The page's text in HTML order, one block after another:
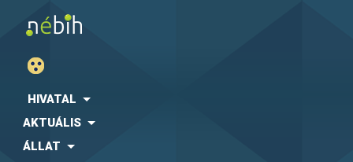
HIVATAL
AKTUÁLIS
ÁLLAT